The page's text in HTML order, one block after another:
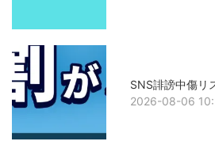
SNS誹謗中傷リ
2026-08-06